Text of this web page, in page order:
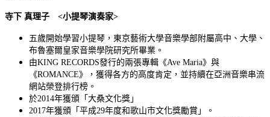
寺下 真理子 <小提琴演奏家>
五歲開始學習小提琴，東京藝術大學音樂學部附屬高中、大學、
布魯塞爾皇家音樂學院研究所畢業。
由KING RECORDS發行的兩張專輯《Ave Maria》與
《ROMANCE》，獲得各方的高度肯定，並持續在亞洲音樂串流
網站榮登排行榜。
於2014年獲頒「大桑文化獎」
2017年獲頒「平成29年度和歌山市文化獎勵賞」。